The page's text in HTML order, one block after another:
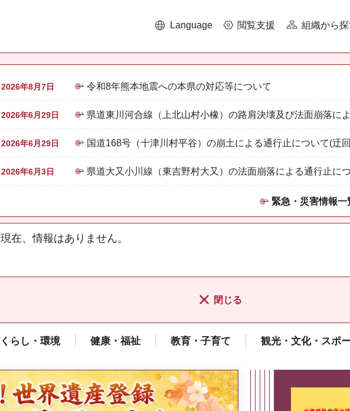
Language 閲覧支援 組織から探
2026年8月7日 令和8年熊本地震への本県の対応等について
2026年6月29日 県道東川河合線（上北山村小橡）の路肩決壊及び法面崩落に
2026年6月29日 国道168号（十津川村平谷）の崩土による通行止について(迂
2026年6月3日 県道大又小川線（東吉野村大又）の法面崩落による通行止に
緊急・災害情報一
現在、情報はありません。
閉じる
くらし・環境 健康・福祉 教育・子育て 観光・文化・スポ
ここから